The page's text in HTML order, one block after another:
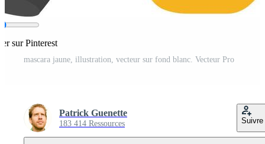
sur Pinterest
mascara jaune, illustration, vecteur sur fond blanc. Vecteur Pro
Patrick Guenette
183 414 Ressources Suivre